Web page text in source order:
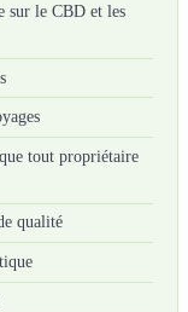
sur le CBD et les
tout propriétaire
qualité